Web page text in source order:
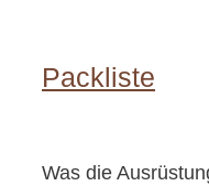
Packliste
Was die